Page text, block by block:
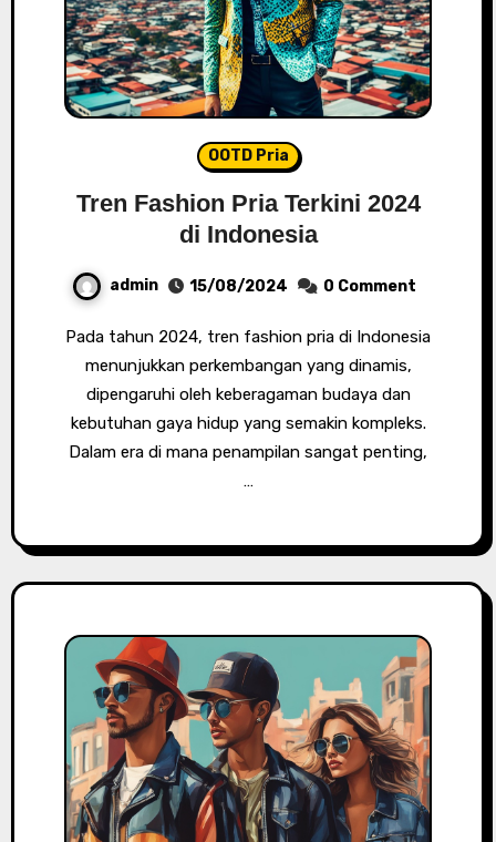
OOTD Pria
Tren Fashion Pria Terkini 2024
di Indonesia
admin 15/08/2024 0 Comment
Pada tahun 2024, tren fashion pria di Indonesia
menunjukkan perkembangan yang dinamis,
dipengaruhi oleh keberagaman budaya dan
kebutuhan gaya hidup yang semakin kompleks.
Dalam era di mana penampilan sangat penting,
…